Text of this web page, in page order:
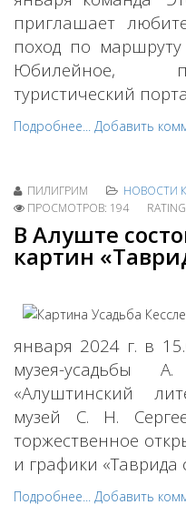
приглашает
поход по маршруту
Юбилейное,
туристический
Подробнее... Добавить
ПИЛИГРИМ НОВОСТИ
ПРОСМОТРОВ: 194
В Алуште
картин
января 2024 г. в
музея-усадьбы
«Алуштинский
музей С. Н.
торжественное
и графики «Таврида
Подробнее... Добавить